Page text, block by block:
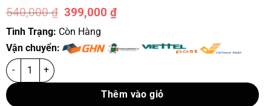
540,000₫ 399,000₫
Tình Trạng: Còn Hàng
Vận chuyển:
Thêm vào giỏ